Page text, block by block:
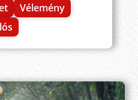
Vélemény